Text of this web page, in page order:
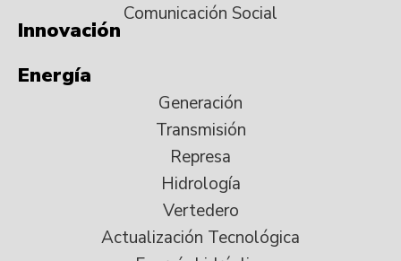
Comunicación Social
Innovación
Energía
Generación
Transmisión
Represa
Hidrología
Vertedero
Actualización Tecnológica